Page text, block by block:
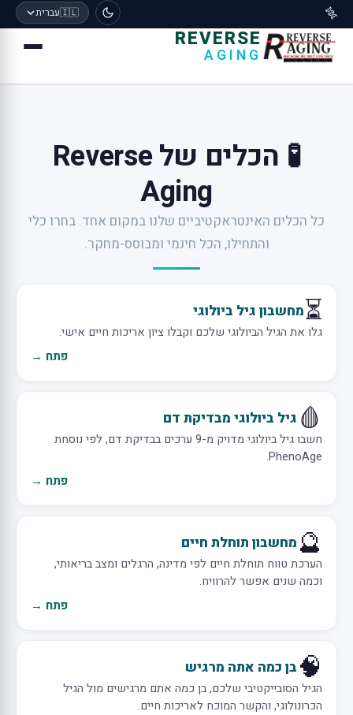
🧬
🇮🇱עברית
REVERSE
AGING
🧪 הכלים של Reverse
Aging
כל הכלים האינטראקטיביים שלנו במקום אחד. בחרו כלי
והתחילו, הכל חינמי ומבוסס-מחקר.
⏳מחשבון גיל ביולוגי
גלו את הגיל הביולוגי שלכם וקבלו ציון אריכות חיים אישי.
פתח →
🩸 גיל ביולוגי מבדיקת דם
חשבו גיל ביולוגי מדויק מ-9 ערכים בבדיקת דם, לפי נוסחת
PhenoAge.
פתח →
🔮 מחשבון תוחלת חיים
הערכת טווח תוחלת חיים לפי מדינה, הרגלים ומצב בריאותי,
וכמה שנים אפשר להרוויח.
פתח →
🧠 בן כמה אתה מרגיש
הגיל הסובייקטיבי שלכם, בן כמה אתם מרגישים מול הגיל
הכרונולוגי, והקשר המוכח לאריכות חיים.